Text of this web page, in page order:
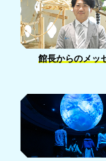
館長からのメッ